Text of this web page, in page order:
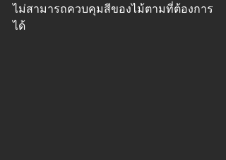
ไม่สามารถควบคุมสีของไม้ตามที่ต้องการ
ได้